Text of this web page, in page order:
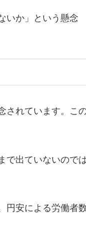
いか」という懸念
されています。こ
で出ていないので
円安による労働者